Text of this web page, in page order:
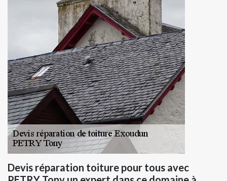
Devis réparation toiture pour tous avec